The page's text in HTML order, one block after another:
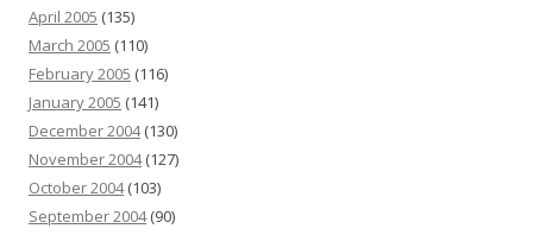
April 2005 (135)
March 2005 (110)
February 2005 (116)
January 2005 (141)
December 2004(130)
November 2004(127)
October 2004(103)
September 2004(90)